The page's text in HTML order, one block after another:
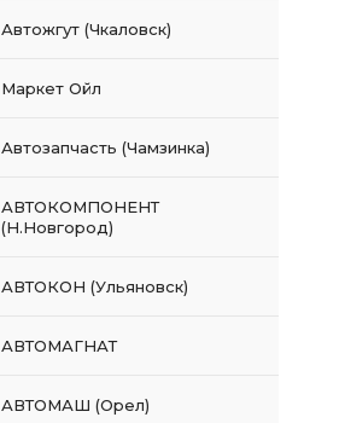
Автожгут (Чкаловск)
Маркет Ойл
Автозапчасть (Чамзинка)
АВТОКОМПОНЕНТ
(Н.Новгород)
АВТОКОН (Ульяновск)
АВТОМАГНАТ
АВТОМАШ (Орел)